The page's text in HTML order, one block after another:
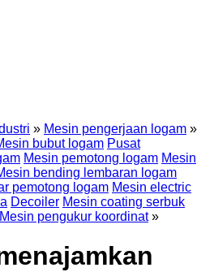
» Mesin pengerjaan logam »
bubut logam Pusat
Mesin pemotong logam Mesin
bending lembaran logam
pemotong logam Mesin electric
Decoiler Mesin coating serbuk
Mesin pengukur koordinat »